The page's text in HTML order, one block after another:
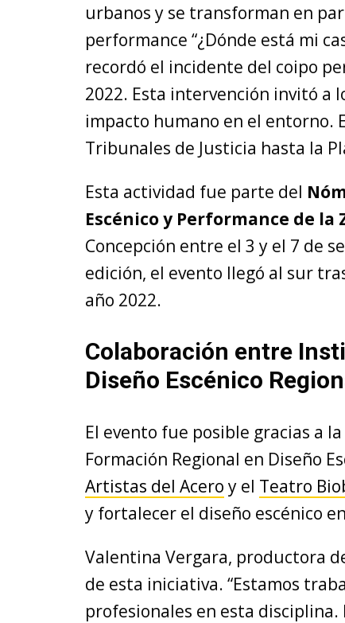
urbanos y se transforman en
performance “¿Dónde está mi
recordó el incidente del coipo
2022. Esta intervención invitó a
impacto humano en el entorno.
Tribunales de Justicia hasta la
Esta actividad fue parte del
Escénico y Performance de la
Concepción entre el 3 y el 7 de
edición, el evento llegó al sur
año 2022.
Colaboración entre
Diseño Escénico
El evento fue posible gracias a
Formación Regional en Diseño
Artistas del Acero y el Teatro
y fortalecer el diseño escénico
Valentina Vergara, productora
de esta iniciativa. “Estamos
profesionales en esta